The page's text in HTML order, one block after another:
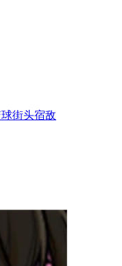
街头宿敌